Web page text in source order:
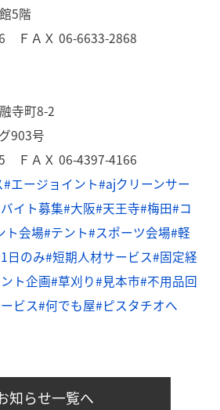
5階
ＦＡＸ 06-6633-2868
寺町8-2
903号
ＦＡＸ 06-4397-4166
#エージョイント#ajクリーンサー
イト募集#大阪#天王寺#梅田#コ
ト会場#テント#スポーツ会場#軽
日のみ#短期人材サービス#固定経
ト企画#草刈り#見本市#不用品回
ビス#何でも屋#ピスタチオへ
知らせ一覧へ